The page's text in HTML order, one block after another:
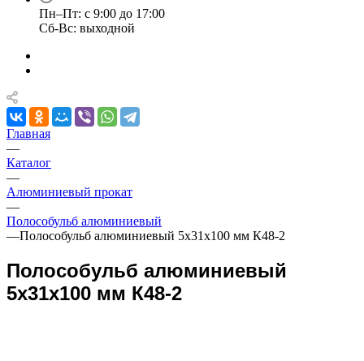
Пн–Пт: с 9:00 до 17:00
Сб-Вс: выходной
Главная
—
Каталог
—
Алюминиевый прокат
—
Полособульб алюминиевый
—Полособульб алюминиевый 5х31х100 мм К48-2
Полособульб алюминиевый
5х31х100 мм К48-2